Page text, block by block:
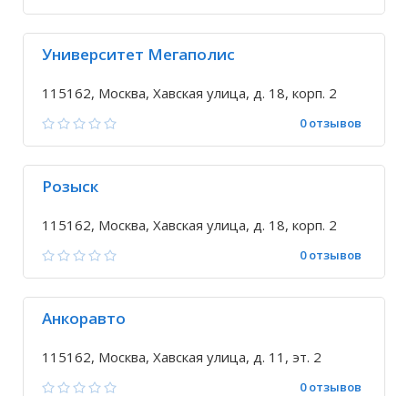
Университет Мегаполис
115162, Москва, Хавская улица, д. 18, корп. 2
0 отзывов
Розыск
115162, Москва, Хавская улица, д. 18, корп. 2
0 отзывов
Анкоравто
115162, Москва, Хавская улица, д. 11, эт. 2
0 отзывов